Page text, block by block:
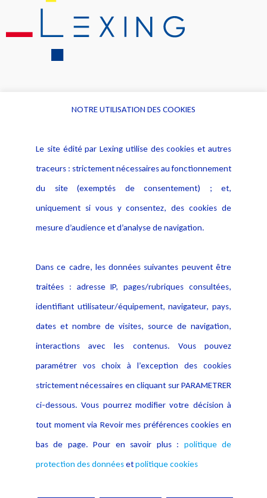
Alerte professionnelle
Déclaration d'accessibilité
Notice Légale
Politique de protection des
données
Publications
NOTRE UTILISATION DES COOKIES
Le site édité par Lexing utilise des cookies et autres
traceurs : strictement nécessaires au fonctionnement
du site (exemptés de consentement) ; et,
uniquement si vous y consentez, des cookies de
mesure d’audience et d’analyse de navigation.
Dans ce cadre, les données suivantes peuvent être
traitées : adresse IP, pages/rubriques consultées,
identifiant utilisateur/équipement, navigateur, pays,
dates et nombre de visites, source de navigation,
interactions avec les contenus. Vous pouvez
paramétrer vos choix à l’exception des cookies
strictement nécessaires en cliquant sur PARAMETRER
ci-dessous. Vous pourrez modifier votre décision à
tout moment via Revoir mes préférences cookies en
bas de page. Pour en savoir plus : politique de
protection des donnéesetpolitique cookies